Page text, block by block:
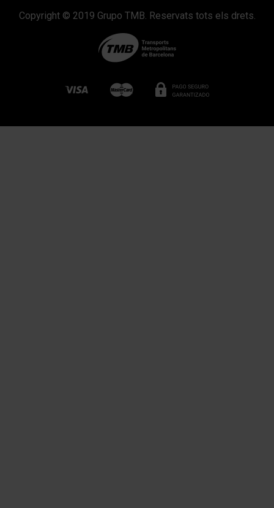
Copyright © 2019 Grupo TMB. Reservats tots els drets.